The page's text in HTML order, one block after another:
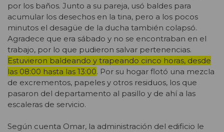
por los baños. Junto a su pareja, usó baldes para
acumular los desechos en la tina, pero a los pocos
minutos el desagüe de la ducha también colapsó.
Agradece que era sábado y no se encontraban en el
trabajo, por lo que pudieron salvar pertenencias.
Estuvieron baldeando y trapeando cinco horas, desde
las 08:00 hasta las 13:00. Por su hogar flotó una mezcla
de excrementos, papeles y otros residuos, los que
pasaron del departamento al pasillo y de ahí a las
escaleras de servicio.
Según cuenta Omar, la administración del edificio le